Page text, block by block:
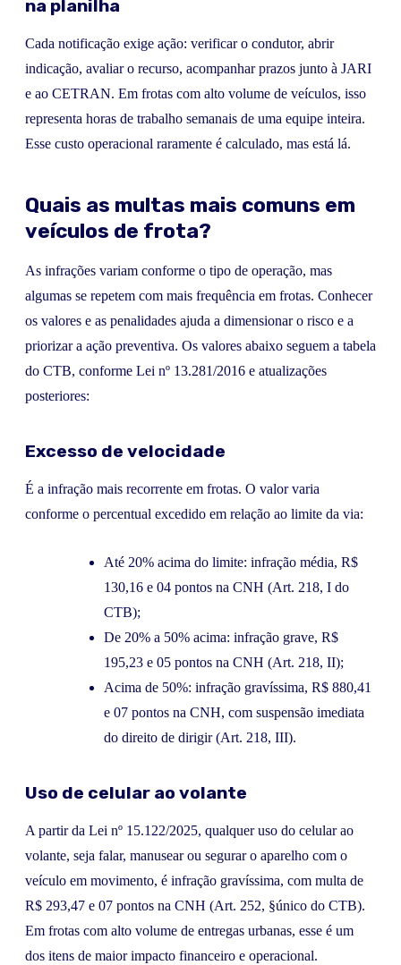
na planilha
Cada notificação exige ação: verificar o condutor, abrir
indicação, avaliar o recurso, acompanhar prazos junto à JARI
e ao CETRAN. Em frotas com alto volume de veículos, isso
representa horas de trabalho semanais de uma equipe inteira.
Esse custo operacional raramente é calculado, mas está lá.
Quais as multas mais comuns em
veículos de frota?
As infrações variam conforme o tipo de operação, mas
algumas se repetem com mais frequência em frotas. Conhecer
os valores e as penalidades ajuda a dimensionar o risco e a
priorizar a ação preventiva. Os valores abaixo seguem a tabela
do CTB, conforme Lei nº 13.281/2016 e atualizações
posteriores:
Excesso de velocidade
É a infração mais recorrente em frotas. O valor varia
conforme o percentual excedido em relação ao limite da via:
Até 20% acima do limite: infração média, R$
130,16 e 04 pontos na CNH (Art. 218, I do
CTB);
De 20% a 50% acima: infração grave, R$
195,23 e 05 pontos na CNH (Art. 218, II);
Acima de 50%: infração gravíssima, R$ 880,41
e 07 pontos na CNH, com suspensão imediata
do direito de dirigir (Art. 218, III).
Uso de celular ao volante
A partir da Lei nº 15.122/2025, qualquer uso do celular ao
volante, seja falar, manusear ou segurar o aparelho com o
veículo em movimento, é infração gravíssima, com multa de
R$ 293,47 e 07 pontos na CNH (Art. 252, §único do CTB).
Em frotas com alto volume de entregas urbanas, esse é um
dos itens de maior impacto financeiro e operacional.